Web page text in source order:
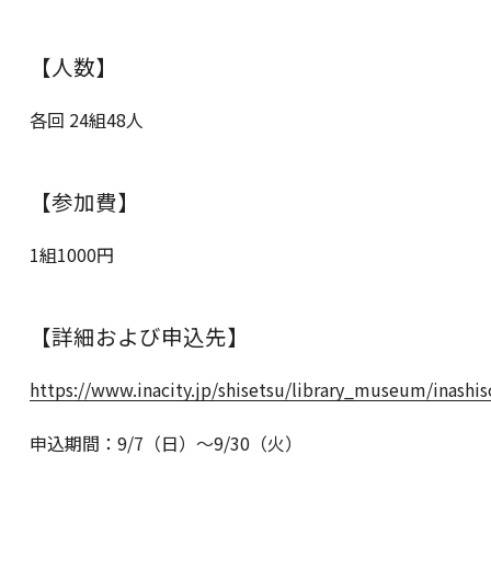
【人数】
各回 24組48人
【参加費】
1組1000円
【詳細および申込先】
https://www.inacity.jp/shisetsu/library_museum/
申込期間：9/7（日）～9/30（火）